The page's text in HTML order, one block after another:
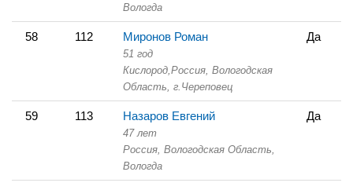
Вологда
58 112 Миронов Роман
51 год
Кислород, Россия, Вологодская
Область, г.Череповец
Да
59 113 Назаров Евгений
47 лет
Россия, Вологодская Область,
Вологда
Да